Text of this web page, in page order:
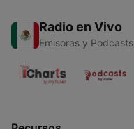
Radio en Vivo
Emisoras y Podcasts